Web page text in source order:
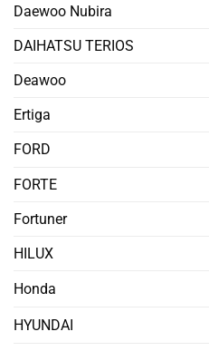
Daewoo Nubira
DAIHATSU TERIOS
Deawoo
Ertiga
FORD
FORTE
Fortuner
HILUX
Honda
HYUNDAI